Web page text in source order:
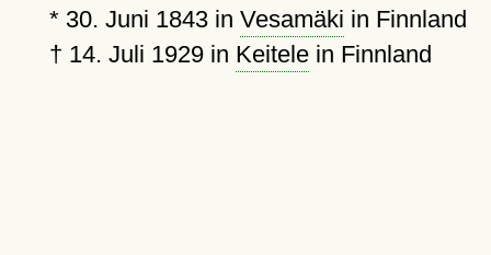
* 30. Juni 1843in Vesamäki in Finnland
† 14. Juli 1929in Keitelein Finnland